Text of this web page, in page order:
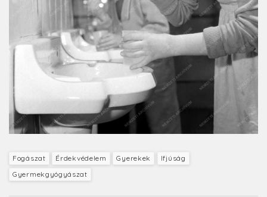
Fogászat Érdekvédelem Gyerekek
Ifjúság
Gyermekgyógyászat